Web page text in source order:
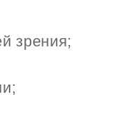
зрения;